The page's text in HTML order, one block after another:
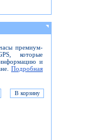
премиум-
которые
и
Подробная